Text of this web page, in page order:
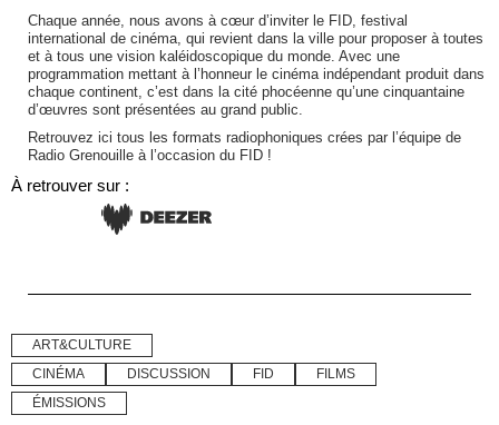
Chaque année, nous avons à cœur d’inviter le FID, festival
international de cinéma, qui revient dans la ville pour proposer à toutes
et à tous une vision kaléidoscopique du monde. Avec une
programmation mettant à l’honneur le cinéma indépendant produit dans
chaque continent, c’est dans la cité phocéenne qu’une cinquantaine
d’œuvres sont présentées au grand public.
Retrouvez ici tous les formats radiophoniques crées par l’équipe de
Radio Grenouille à l’occasion du FID !
À retrouver sur :
ART&CULTURE
CINÉMA
DISCUSSION FID
FILMS
ÉMISSIONS